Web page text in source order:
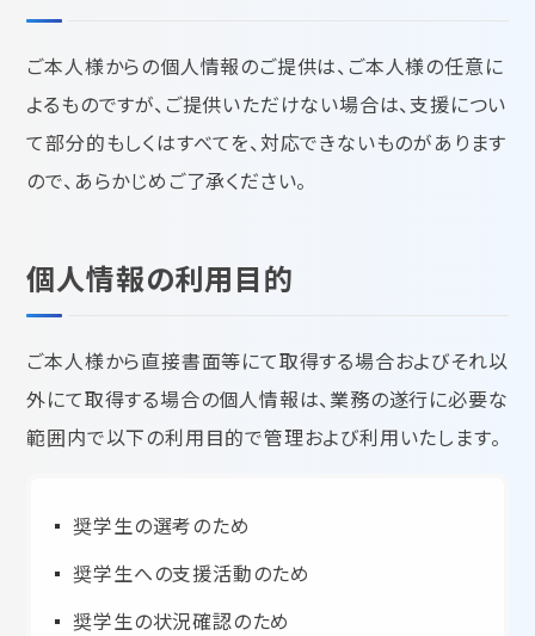
ご本人様からの個人情報のご提供は、ご本人様の任意に
よるものですが、ご提供いただけない場合は、支援につい
て部分的もしくはすべてを、対応できないものがあります
ので、あらかじめご了承ください。
個人情報の利用目的
ご本人様から直接書面等にて取得する場合およびそれ以
外にて取得する場合の個人情報は、業務の遂行に必要な
範囲内で以下の利用目的で管理および利用いたします。
奨学生の選考のため
奨学生への支援活動のため
奨学生の状況確認のため